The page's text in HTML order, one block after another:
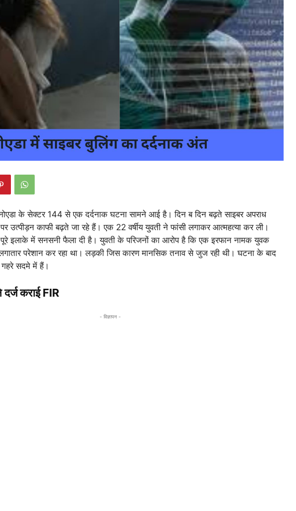
के सेक्टर 144 से एक दर्दनाक घटना सामने आई है। दिन ब दिन बढ़ते साइबर अपराध
उत्पीड़न काफी बढ़ते जा रहे हैं। एक 22 वर्षीय युवती ने फांसी लगाकर आत्महत्या कर ली।
इलाके में सनसनी फैला दी है। युवती के परिजनों का आरोप है कि एक इरफान नामक युवक
परेशान कर रहा था। लड़की जिस कारण मानसिक तनाव से जुज रही थी। घटना के बाद
सदमे में हैं।
दर्ज कराई FIR
- विज्ञापन -